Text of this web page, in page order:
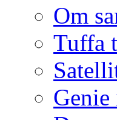
Om
Tuffa